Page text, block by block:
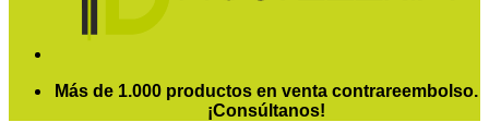
Más de 1.000 productos en venta contrareembolso.
¡Consúltanos!